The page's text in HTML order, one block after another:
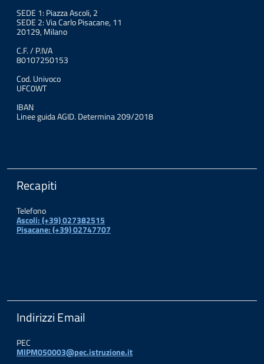
SEDE 1: Piazza Ascoli, 2
SEDE 2: Via Carlo Pisacane, 11
20129, Milano
C.F. / P.IVA
80107250153
Cod. Univoco
UFC0WT
IBAN
Linee guida AGID. Determina 209/2018
Recapiti
Telefono
Ascoli: (+39) 027382515
Pisacane: (+39) 02747707
Indirizzi Email
PEC
MIPM050003@pec.istruzione.it